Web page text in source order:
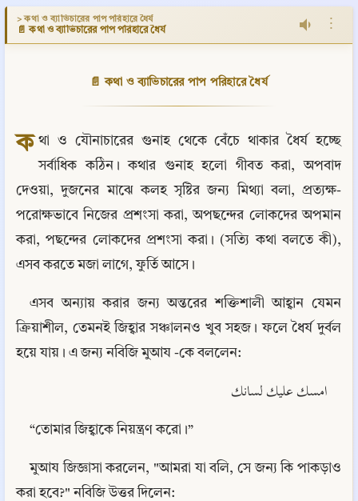
> কথা ও ব্যাভিচারের পাপ পরিহারে ধৈর্য
📄 কথা ও ব্যাভিচারের পাপ পরিহারে ধৈর্য ⋮
📄 কথা ও ব্যাভিচারের পাপ পরিহারে ধৈর্য
ক থা ও যৌনাচারের গুনাহ থেকে বেঁচে থাকার ধৈর্য হচ্ছে
সর্বাধিক কঠিন। কথার গুনাহ হলো গীবত করা, অপবাদ
দেওয়া, দুজনের মাঝে কলহ সৃষ্টির জন্য মিথ্যা বলা, প্রত্যক্ষ-
পরোক্ষভাবে নিজের প্রশংসা করা, অপছন্দের লোকদের অপমান
করা, পছন্দের লোকদের প্রশংসা করা। (সত্যি কথা বলতে কী),
এসব করতে মজা লাগে, ফুর্তি আসে।
এসব অন্যায় করার জন্য অন্তরের শক্তিশালী আহ্বান যেমন
ক্রিয়াশীল, তেমনই জিহ্বার সঞ্চালনও খুব সহজ। ফলে ধৈর্য দুর্বল
হয়ে যায়। এ জন্য নবিজি মুআয -কে বললেন:
امسك عليك لسانك
“তোমার জিহ্বাকে নিয়ন্ত্রণ করো।”
মুআয জিজ্ঞাসা করলেন, "আমরা যা বলি, সে জন্য কি পাকড়াও
করা হবে?" নবিজি উত্তর দিলেন: